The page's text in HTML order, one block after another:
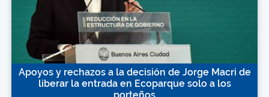
Apoyos y rechazos a la decisión de Jorge Macri de
liberar la entrada en Ecoparque solo a los